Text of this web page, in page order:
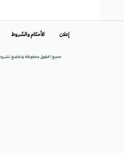
جميع الحقوق محفوظة وتخضع لشروط
إعلان الأحكام والشروط